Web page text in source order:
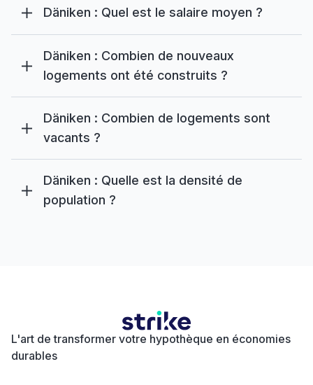
Däniken : Quel est le salaire moyen ?
Däniken : Combien de nouveaux
logements ont été construits ?
Däniken : Combien de logements sont
vacants ?
Däniken : Quelle est la densité de
population ?
L'art de transformer votre hypothèque en économies
durables